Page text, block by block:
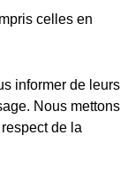
celles en
informer de leurs
Nous mettons
de la